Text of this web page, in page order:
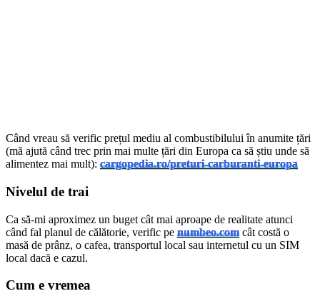
Când vreau să verific prețul mediu al combustibilului în anumite țări
(mă ajută când trec prin mai multe țări din Europa ca să știu unde să
alimentez mai mult): cargopedia.ro/preturi-carburanti-europa
Nivelul de trai
Ca să-mi aproximez un buget cât mai aproape de realitate atunci
când fal planul de călătorie, verific pe numbeo.com cât costă o
masă de prânz, o cafea, transportul local sau internetul cu un SIM
local dacă e cazul.
Cum e vremea